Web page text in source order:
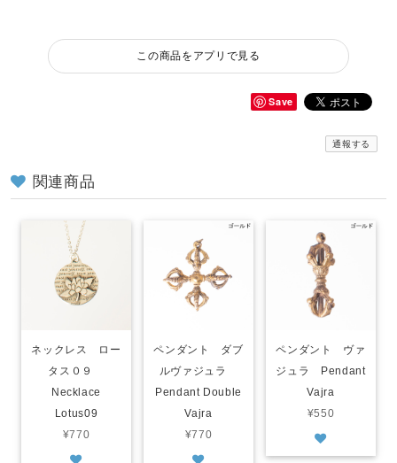
この商品をアプリで見る
Save
通報する
関連商品
ネックレス ロー
タス０９
Necklace
Lotus09
¥770
ペンダント ダブ
ルヴァジュラ
Pendant Double
Vajra
¥770
ペンダント ヴァ
ジュラ Pendant
Vajra
¥550